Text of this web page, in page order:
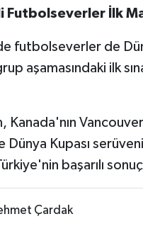
Futbolseverler İlk
futbolseverler de
grup aşamasındaki ilk
Kanada'nın
Dünya Kupası
başarılı
Çardak